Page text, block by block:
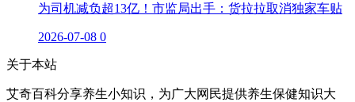
为司机减负超13亿！市监局出手：货拉拉取消独家车贴
2026-07-08 0
关于本站
艾奇百科分享养生小知识，为广大网民提供养生保健知识大